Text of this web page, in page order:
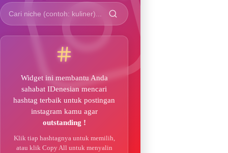
Widget ini membantu Anda
sahabat IDenesian mencari
hashtag terbaik untuk postingan
instagram kamu agar
outstanding !
Klik tiap hashtagnya untuk memilih,
atau klik Copy All untuk menyalin